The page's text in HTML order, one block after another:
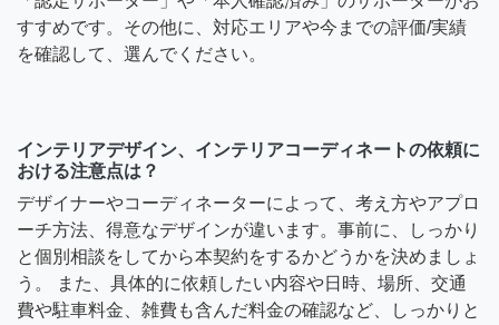
すすめです。その他に、対応エリアや今までの評価/実績
を確認して、選んでください。
インテリアデザイン、インテリアコーディネートの依頼に
おける注意点は？
デザイナーやコーディネーターによって、考え方やアプロ
ーチ方法、得意なデザインが違います。事前に、しっかり
と個別相談をしてから本契約をするかどうかを決めましょ
う。 また、具体的に依頼したい内容や日時、場所、交通
費や駐車料金、雑費も含んだ料金の確認など、しっかりと